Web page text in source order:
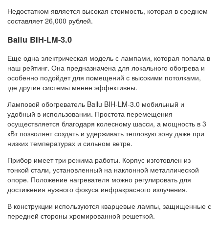
Недостатком является высокая стоимость, которая в среднем
составляет 26,000 рублей.
Ballu BIH-LM-3.0
Еще одна электрическая модель с лампами, которая попала в
наш рейтинг. Она предназначена для локального обогрева и
особенно подойдет для помещений с высокими потолками,
где другие системы менее эффективны.
Ламповой обогреватель Ballu BIH-LM-3.0 мобильный и
удобный в использовании. Простота перемещения
осуществляется благодаря колесному шасси, а мощность в 3
кВт позволяет создать и удерживать тепловую зону даже при
низких температурах и сильном ветре.
Прибор имеет три режима работы. Корпус изготовлен из
тонкой стали, установленный на наклонной металлической
опоре. Положение нагревателя можно регулировать для
достижения нужного фокуса инфракрасного излучения.
В конструкции используются кварцевые лампы, защищенные с
передней стороны хромированной решеткой.